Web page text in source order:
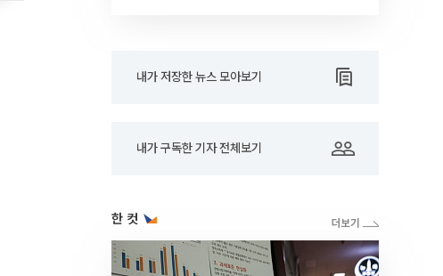
내가 저장한 뉴스 모아보기
내가 구독한 기자 전체보기
한 컷